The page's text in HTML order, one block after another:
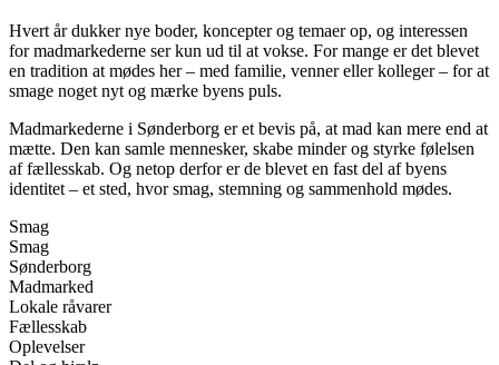
Hvert år dukker nye boder, koncepter og temaer op, og interessen
for madmarkederne ser kun ud til at vokse. For mange er det blevet
en tradition at mødes her – med familie, venner eller kolleger – for at
smage noget nyt og mærke byens puls.
Madmarkederne i Sønderborg er et bevis på, at mad kan mere end at
mætte. Den kan samle mennesker, skabe minder og styrke følelsen
af fællesskab. Og netop derfor er de blevet en fast del af byens
identitet – et sted, hvor smag, stemning og sammenhold mødes.
Smag
Smag
Sønderborg
Madmarked
Lokale råvarer
Fællesskab
Oplevelser